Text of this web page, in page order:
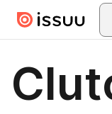
Skip to main content